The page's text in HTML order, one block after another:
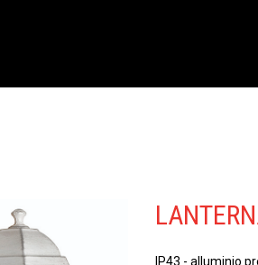
IP43 - alluminio